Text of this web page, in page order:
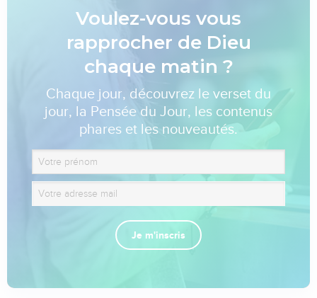
Voulez-vous vous
rapprocher de Dieu
chaque matin ?
Chaque jour, découvrez le verset du
jour, la Pensée du Jour, les contenus
phares et les nouveautés.
Je m'inscris